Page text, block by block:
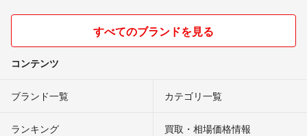
すべてのブランドを見る
コンテンツ
ブランド一覧 カテゴリ一覧
ランキング 買取・相場価格情報